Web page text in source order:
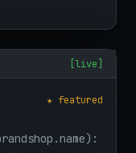
[live]
★ featured